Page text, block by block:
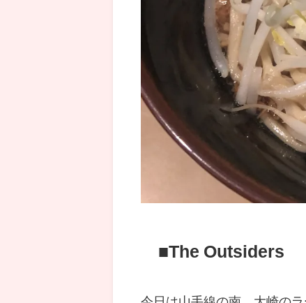
■The Outsiders